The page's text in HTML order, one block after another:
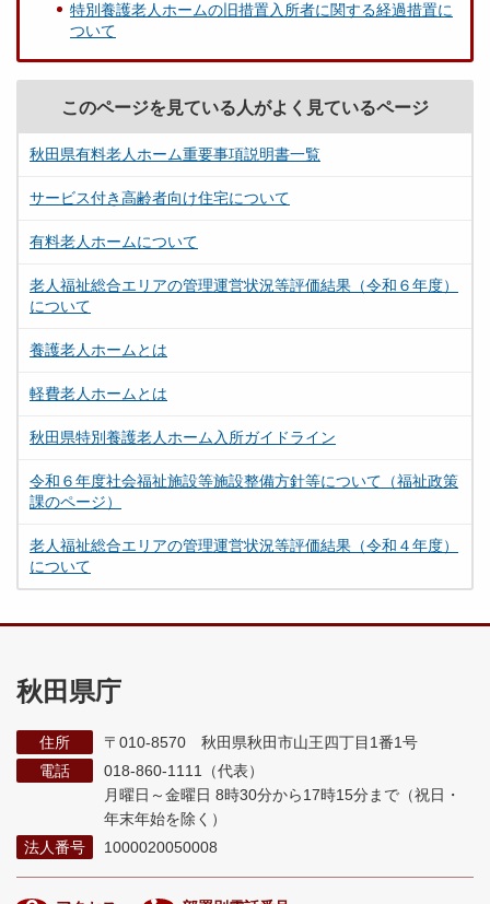
特別養護老人ホームの旧措置入所者に関する経過措置に
ついて
このページを見ている人がよく見ているページ
秋田県有料老人ホーム重要事項説明書一覧
サービス付き高齢者向け住宅について
有料老人ホームについて
老人福祉総合エリアの管理運営状況等評価結果（令和６年度）
について
養護老人ホームとは
軽費老人ホームとは
秋田県特別養護老人ホーム入所ガイドライン
令和６年度社会福祉施設等施設整備方針等について（福祉政策
課のページ）
老人福祉総合エリアの管理運営状況等評価結果（令和４年度）
について
秋田県庁
住所
〒010-8570 秋田県秋田市山王四丁目1番1号
電話
018-860-1111（代表）
月曜日～金曜日 8時30分から17時15分まで （祝日・
年末年始を除く）
法人番号
1000020050008